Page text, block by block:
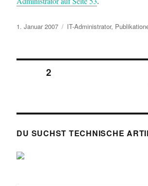
Veröffentlicht
1. Januar 2007 Kategorien
IT-Administrator,
Seitennummerierung
Beiträge
SEITE2
DU SUCHST TECHNISCHE